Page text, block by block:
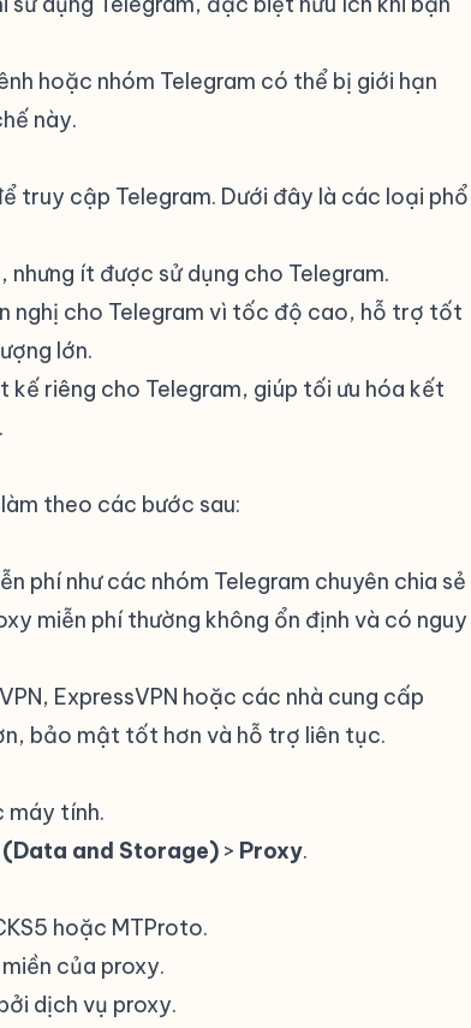
hoặc nhóm Telegram có thể bị giới hạn
này.
truy cập Telegram. Dưới đây là các loại phổ
nhưng ít được sử dụng cho Telegram.
nghị cho Telegram vì tốc độ cao, hỗ trợ tốt
lớn.
riêng cho Telegram, giúp tối ưu hóa kết
theo các bước sau:
phí như các nhóm Telegram chuyên chia sẻ
miễn phí thường không ổn định và có nguy
ExpressVPN hoặc các nhà cung cấp
bảo mật tốt hơn và hỗ trợ liên tục.
máy tính.
(Data and Storage) > Proxy.
hoặc MTProto.
của proxy.
dịch vụ proxy.